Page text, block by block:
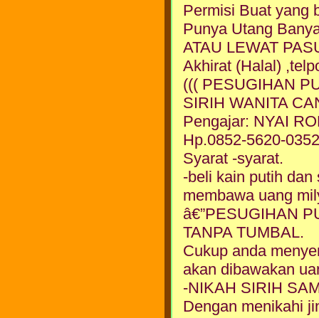
Permisi Buat yang
Punya Utang
ATAU LEWAT
Akhirat (Halal)
((( PESUGIHAN
SIRIH WANITA
Pengajar: NYAI
Hp.0852-5620-0352
Syarat -syarat.
-beli kain putih dan
membawa uang
â€”PESUGIHAN
TANPA TUMBAL.
Cukup anda
akan dibawakan
-NIKAH SIRIH
Dengan menikahi